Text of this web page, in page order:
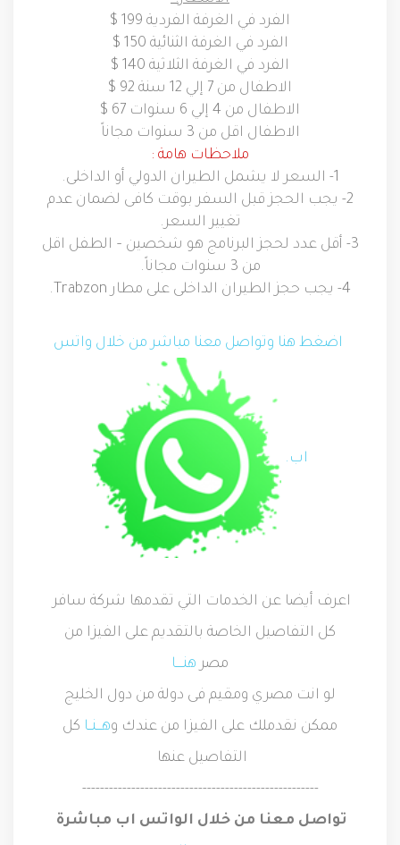
الفرد في الغرفة الفردية 199 $
الفرد في الغرفة الثنائية 150 $
الفرد في الغرفة الثلاثية 140 $
الاطفال من 7 إلي 12 سنة 92 $
الاطفال من 4 إلي 6 سنوات 67 $
الاطفال اقل من 3 سنوات مجاناً
ملاحظات هامة :
1- السعر لا يشمل الطيران الدولي أو الداخلى.
2- يجب الحجز قبل السفر بوقت كافى لضمان عدم
تغيير السعر .
3- أقل عدد لحجز البرنامج هو شخصين – الطفل اقل
من 3 سنوات مجاناً .
4-
يجب حجز الطيران الداخلى على مطار Trabzon
.
اضغط هنا وتواصل معنا مباشر من خلال واتس
اب .
اعرف أيضا عن الخدمات التي تقدمها شركة سافر
كل التفاصيل الخاصة بالتقديم على الفيزا من
مصر هنــــا
لو انت مصري ومقيم فى دولة من دول الخليج
ممكن نقدملك على الفيزا من عندك وهـــنــا كل
التفاصيل عنها
-----------------------------------------------------
تواصل معنا من خلال الواتس اب مباشرة